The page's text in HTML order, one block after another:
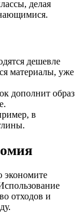
делая
дешевле
материалы, уже
дополнит образ
в
экономите
отходов и